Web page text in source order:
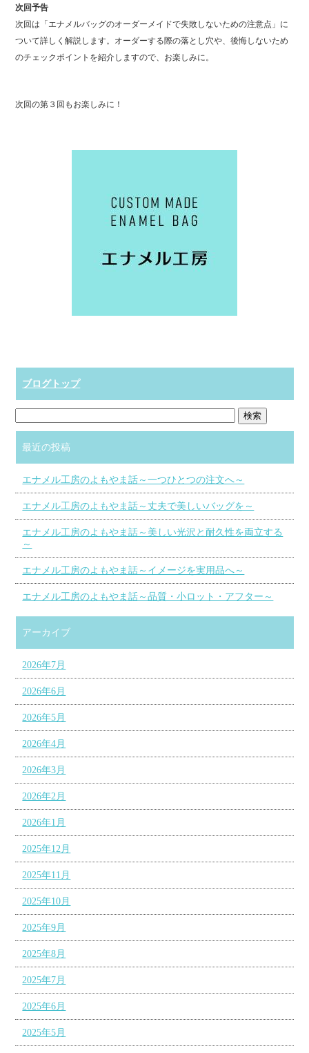
次回予告
次回は「エナメルバッグのオーダーメイドで失敗しないための注意点」に
ついて詳しく解説します。オーダーする際の落とし穴や、後悔しないため
のチェックポイントを紹介しますので、お楽しみに。
次回の第３回もお楽しみに！
ブログトップ
最近の投稿
エナメル工房のよもやま話～一つひとつの注文へ～
エナメル工房のよもやま話～丈夫で美しいバッグを～
エナメル工房のよもやま話～美しい光沢と耐久性を両立する
～
エナメル工房のよもやま話～イメージを実用品へ～
エナメル工房のよもやま話～品質・小ロット・アフター～
アーカイブ
2026年7月
2026年6月
2026年5月
2026年4月
2026年3月
2026年2月
2026年1月
2025年12月
2025年11月
2025年10月
2025年9月
2025年8月
2025年7月
2025年6月
2025年5月